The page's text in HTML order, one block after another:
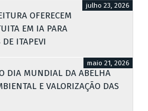
OFERECEM
EM IA PARA
DE ITAPEVI
julho 23, 2026
DIA MUNDIAL DA ABELHA
E VALORIZAÇÃO DAS
maio 21, 2026